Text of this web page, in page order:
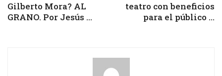
Gilberto Mora? AL
GRANO. Por Jesús ...
teatro con beneficios
para el público ...